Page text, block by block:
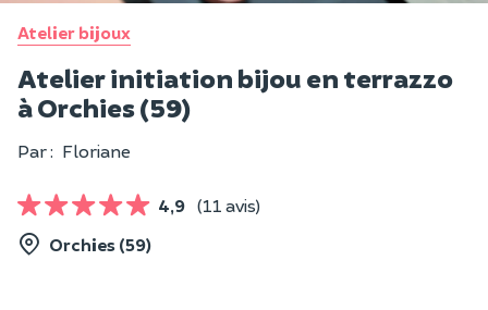
Atelier bijoux
Atelier initiation bijou en terrazzo
à Orchies (59)
Par : Floriane
4,9 (11 avis)
Orchies (59)